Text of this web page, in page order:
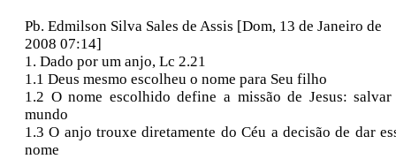
Pb. Edmilson Silva Sales de Assis [Dom, 13 de Janeiro de
2008 07:14]
1. Dado por um anjo, Lc 2.21
1.1 Deus mesmo escolheu o nome para Seu filho
1.2 O nome escolhido define a missão de Jesus:
mundo
1.3 O anjo trouxe diretamente do Céu a decisão de dar
nome